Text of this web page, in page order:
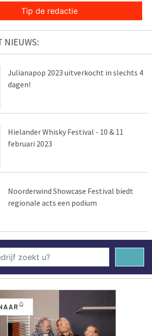
Tip de redactie
NIEUWS:
Julianapop 2023 uitverkocht in slechts 4
dagen!
Hielander Whisky Festival - 10 & 11
februari 2023
Noorderwind Showcase Festival biedt
regionale acts een podium